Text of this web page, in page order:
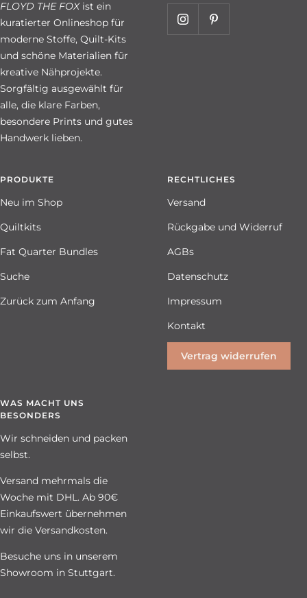
FLOYD THE FOXist ein
kuratierter Onlineshop für
moderne Stoffe, Quilt-Kits
und schöne Materialien für
kreative Nähprojekte.
Sorgfältig ausgewählt für
alle, die klare Farben,
besondere Prints und gutes
Handwerk lieben.
PRODUKTE
Neu im Shop
Quiltkits
Fat Quarter Bundles
Suche
Zurück zum Anfang
RECHTLICHES
Versand
Rückgabe und Widerruf
AGBs
Datenschutz
Impressum
Kontakt
Vertrag widerrufen
WAS MACHT UNS
BESONDERS
Wir schneiden und packen
selbst.
Versand mehrmals die
Woche mit DHL. Ab 90€
Einkaufswert übernehmen
wir die Versandkosten.
Besuche uns in unserem
Showroom in Stuttgart.